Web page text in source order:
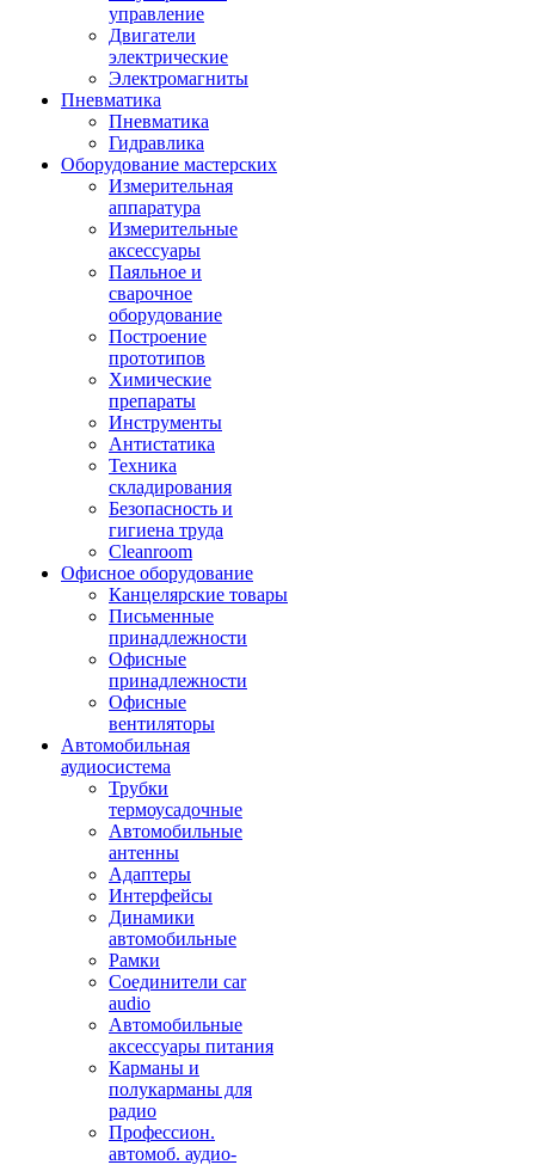
управление
Двигатели
электрические
Электромагниты
Пневматика
Пневматика
Гидравлика
Оборудование мастерских
Измерительная
аппаратура
Измерительные
аксессуары
Паяльное и
сварочное
оборудование
Построение
прототипов
Химические
препараты
Инструменты
Aнтистатика
Техника
складирования
Безопасность и
гигиена труда
Cleanroom
Офисное оборудование
Канцелярские товары
Письменные
принадлежности
Офисные
принадлежности
Офисные
вентиляторы
Автомобильная
аудиосистема
Трубки
термоусадочные
Автомобильные
антенны
Адаптеры
Интерфейсы
Динамики
автомобильные
Рамки
Соединители car
audio
Автомобильные
аксессуары питания
Карманы и
полукарманы для
радио
Профессион.
автомоб. аудио-